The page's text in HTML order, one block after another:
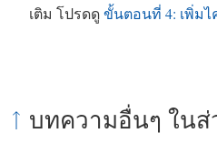
เติม โปรดดูขั้นตอนที่ 4: เพิ่มไ
บทความอื่นๆ ใน